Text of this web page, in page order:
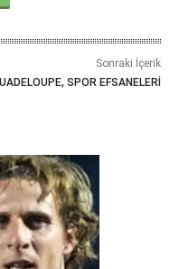
Sonraki İçerik
SPOR EFSANELERİ